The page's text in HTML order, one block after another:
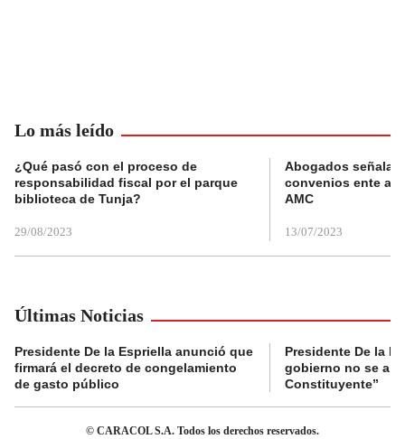
Lo más leído
¿Qué pasó con el proceso de
responsabilidad fiscal por el parque
biblioteca de Tunja?
29/08/2023
Abogados
convenios ente
AMC
13/07/2023
Últimas Noticias
Presidente De la Espriella anunció que
firmará el decreto de congelamiento
de gasto público
Presidente De la
gobierno no se
Constituyente”
© CARACOL S.A. Todos los derechos reservados.